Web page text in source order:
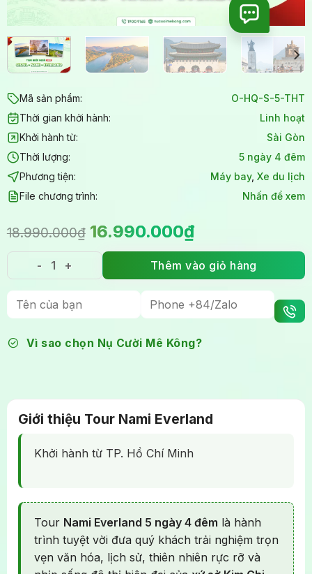
Mã sản phẩm:
O-HQ-S-5-THT
Thời gian khởi hành:
Linh hoạt
Khởi hành từ:
Sài Gòn
Thời lượng:
5 ngày 4 đêm
Phương tiện:
Máy bay,Xe du lịch
File chương trình:
Nhấn để xem
18.990.000₫
Giá
gốc
18.990.000₫.
16.990.000₫
Giá
hiện
là:
16.990.000₫.
Tour Nami Everland - Khám phá Seoul & Everland
Thêm vào giỏ hàng
Vì sao chọn Nụ Cười Mê Kông?
Giới thiệu Tour Nami Everland
Khởi hành từ TP. Hồ Chí Minh
Tour Nami Everland 5 ngày 4 đêm là hành
trình tuyệt vời đưa quý khách trải nghiệm trọn
vẹn văn hóa, lịch sử, thiên nhiên rực rỡ và